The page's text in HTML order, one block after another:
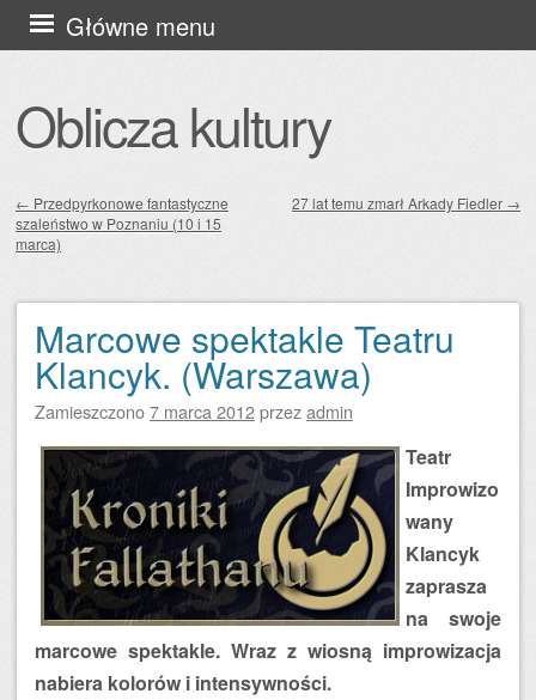
Oblicza kultury
Główne menu
Przejdź
do
Zobacz wpisy
← Przedpyrkonowe fantastyczne
szaleństwo w Poznaniu (10 i 15
marca)
27 lat temu zmarł Arkady Fiedler →
Marcowe spektakle Teatru
Klancyk. (Warszawa)
Zamieszczono7 marca 2012przezadmin
Teatr
Improwizo
wany
Klancyk
zaprasza
na swoje
marcowe spektakle. Wraz z wiosną improwizacja
nabiera kolorów i intensywności.